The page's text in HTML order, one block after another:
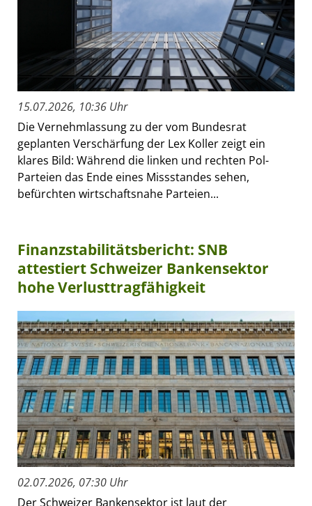
15.07.2026, 10:36 Uhr
Die Vernehmlassung zu der vom Bundesrat
geplanten Verschärfung der Lex Koller zeigt ein
klares Bild: Während die linken und rechten Pol-
Parteien das Ende eines Missstandes sehen,
befürchten wirtschaftsnahe Parteien...
Finanzstabilitätsbericht: SNB
attestiert Schweizer Bankensektor
hohe Verlusttragfähigkeit
02.07.2026, 07:30 Uhr
Der Schweizer Bankensektor ist laut der